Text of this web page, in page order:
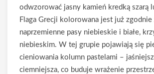
odwzorować jasny kamień kredką szarą
Flaga Grecji kolorowana jest już
naprzemienne pasy niebieskie i białe,
niebieskim. W tej grupie pojawiają się
cieniowania kolumn pastelami –
ciemniejsza, co buduje wrażenie